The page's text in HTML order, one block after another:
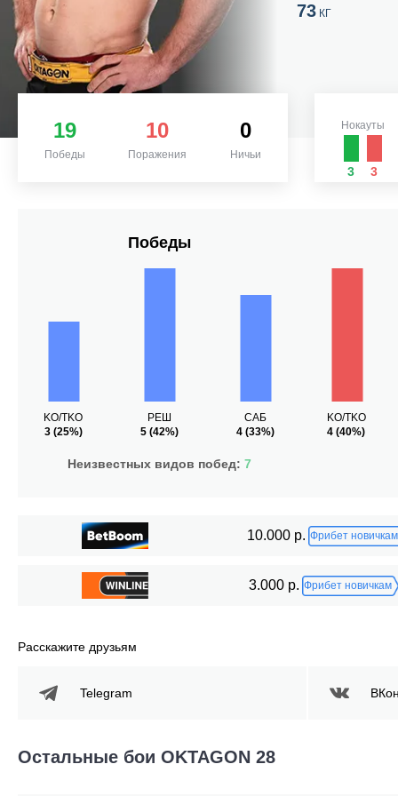
73КГ
19
Победы
10
Поражения
0
Ничьи
Нокауты
3 3
Победы
KO/TKO
3(25%)
РЕШ
5 (42%)
САБ
4 (33%)
Неизвестных видов побед: 7
KO/TKO
4 (40%)
10.000 р. Фрибет новичкам
3.000 р. Фрибет новичкам
Расскажите друзьям
Telegram
Остальные бои OKTAGON 28